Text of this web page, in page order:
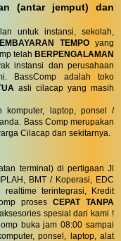
(antar jemput) dan
untuk instansi, sekolah,
TEMPO yang
telah BERPENGALAMAN
instansi dan perusahaan
BassComp adalah toko
asli cilacap yang masih
komputer, laptop, ponsel /
Bass Comp merupakan
Cilacap dan sekitarnya.
terminal) di pertigaan Jl
BMT / Koperasi, EDC
terintegrasi, Kredit
proses CEPAT TANPA
spesial dari kami !
buka jam 08:00 sampai
ponsel, laptop, alat